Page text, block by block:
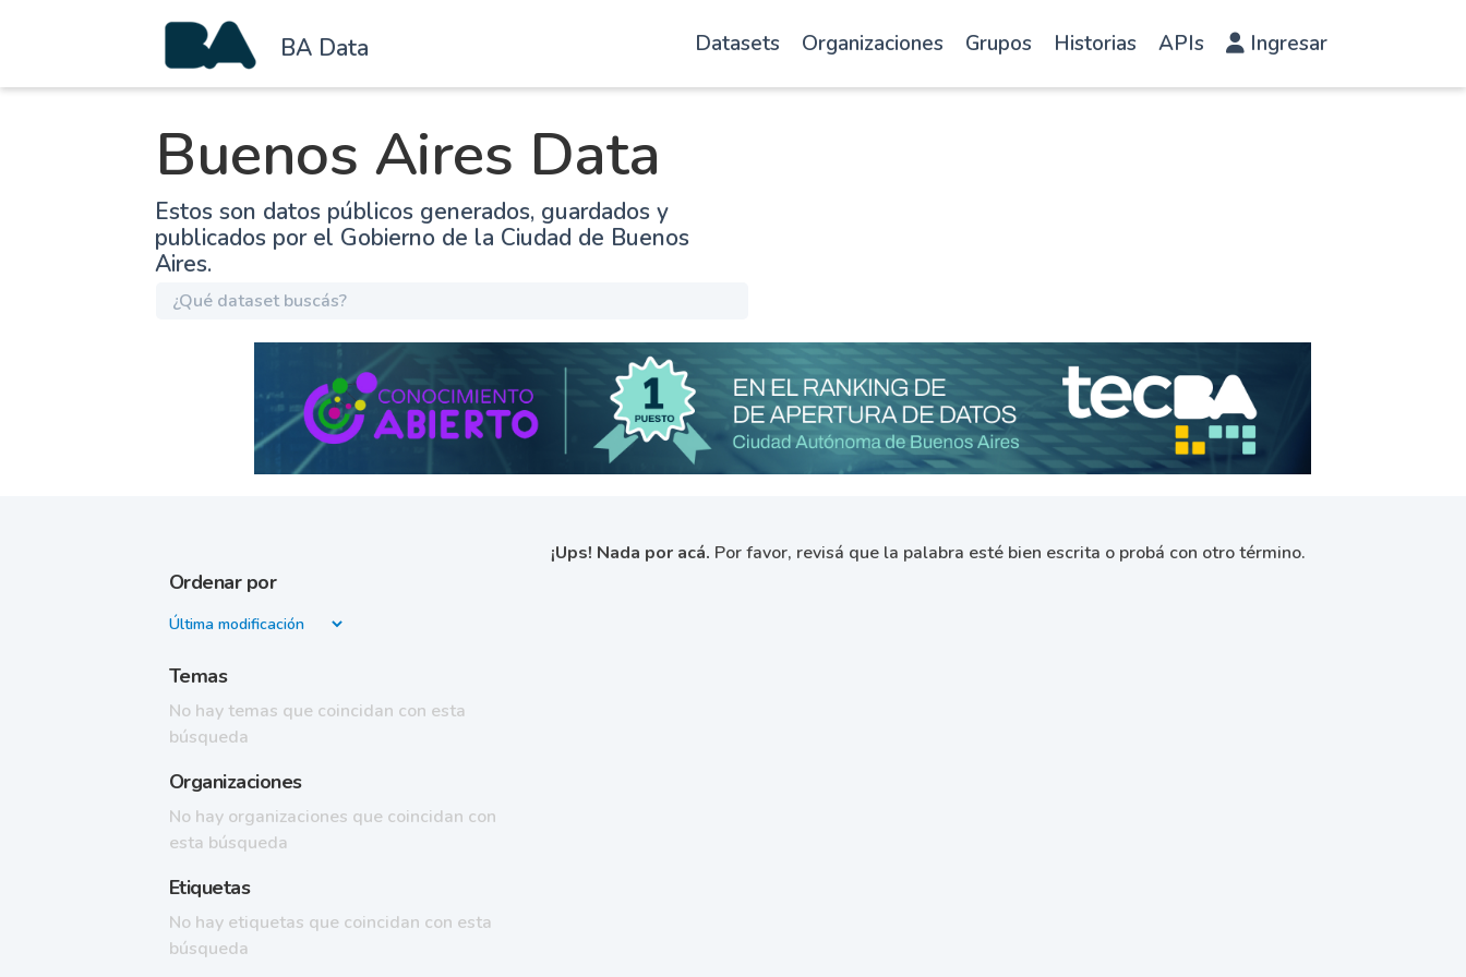
BA Data Datasets Organizaciones Grupos Historias APIs Ingresar
Buenos Aires Data
Estos son datos públicos generados, guardados y
publicados por el Gobierno de la Ciudad de Buenos
Aires.
Ordenar por
Temas
No hay temas que coincidan con esta
búsqueda
Organizaciones
No hay organizaciones que coincidan con
esta búsqueda
Etiquetas
No hay etiquetas que coincidan con esta
búsqueda
¡Ups! Nada por acá. Por favor, revisá que la palabra esté bien escrita o probá con otro término.